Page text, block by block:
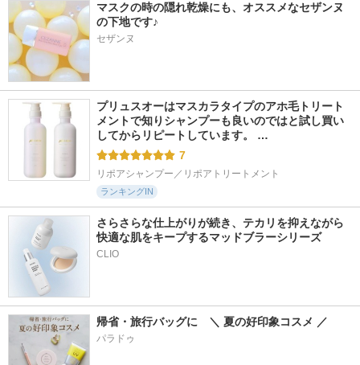
マスクの時の隠れ乾燥にも、オススメなセザンヌ
の下地です♪
セザンヌ
プリュスオーはマスカラタイプのアホ毛トリート
メントで知りシャンプーも良いのではと試し買い
してからリピートしています。 …
7
リポアシャンプー／リポアトリートメント
ランキングIN
さらさらな仕上がりが続き、テカリを抑えながら
快適な肌をキープするマッドブラーシリーズ
帰省・旅行バッグに　＼ 夏の好印象コスメ ／
パラドゥ